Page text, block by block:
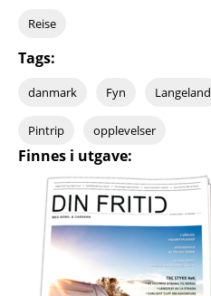
Reise
Tags:
danmark Fyn Langeland
Pintrip opplevelser
Finnes i utgave: